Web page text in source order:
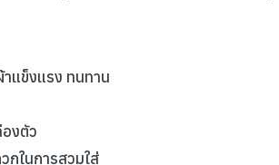
แข็งแรง ทนทาน
งตัว
กในการสวมใส่